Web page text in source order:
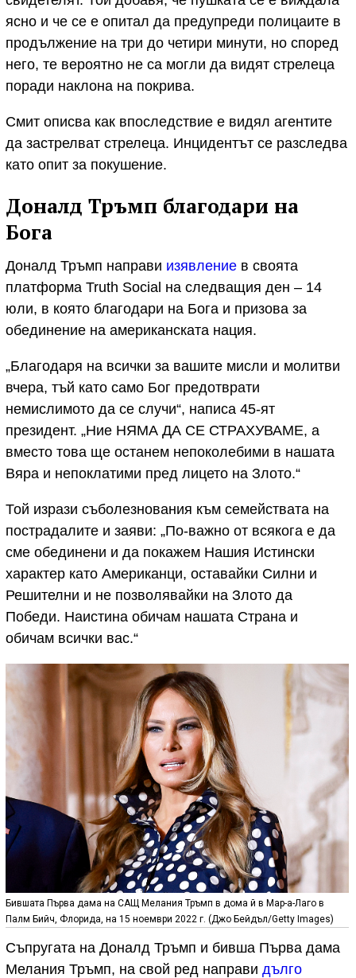
ясно и че се е опитал да предупреди полицаите в
продължение на три до четири минути, но според
него, те вероятно не са могли да видят стрелеца
поради наклона на покрива.
Смит описва как впоследствие е видял агентите
да застрелват стрелеца. Инцидентът се разследва
като опит за покушение.
Доналд Тръмп благодари на
Бога
Доналд Тръмп направи изявление в своята
платформа Truth Social на следващия ден – 14
юли, в която благодари на Бога и призова за
обединение на американската нация.
„Благодаря на всички за вашите мисли и молитви
вчера, тъй като само Бог предотврати
немислимото да се случи“, написа 45-ят
президент. „Ние НЯМА ДА СЕ СТРАХУВАМЕ, а
вместо това ще останем непоколебими в нашата
Вяра и непоклатими пред лицето на Злото.“
Той изрази съболезнования към семействата на
пострадалите и заяви: „По-важно от всякога е да
сме обединени и да покажем Нашия Истински
характер като Американци, оставайки Силни и
Решителни и не позволявайки на Злото да
Победи. Наистина обичам нашата Страна и
обичам всички вас.“
Бившата Първа дама на САЩ Мелания Тръмп в дома й в Мар-а-Лаго в
Палм Бийч, Флорида, на 15 ноември 2022 г. (Джо Бейдъл/Getty Images)
Съпругата на Доналд Тръмп и бивша Първа дама
Мелания Тръмп, на свой ред направи дълго